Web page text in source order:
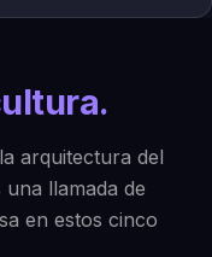
arquitectura del
llamada de
en estos cinco